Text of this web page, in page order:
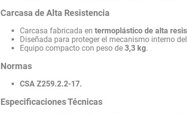
Carcasa de Alta Resistencia
Carcasa fabricada entermoplástico de alta
Diseñada para proteger el mecanismo interno
Equipo compacto con peso de3,3 kg.
Normas
CSA Z259.2.2-17.
Especificaciones Técnicas